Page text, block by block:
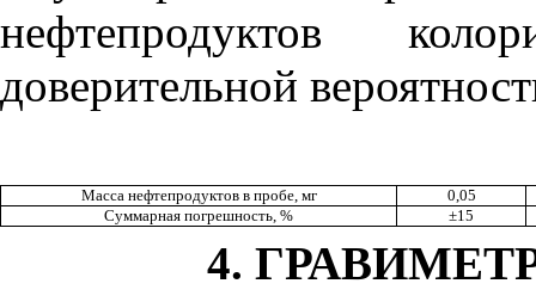
нефтепродуктов
доверительной
Масса нефтепродуктов в пробе, мг
0,05
Суммарная погрешность, %
±15
4.